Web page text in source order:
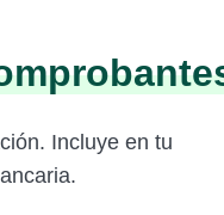
Incluye en tu